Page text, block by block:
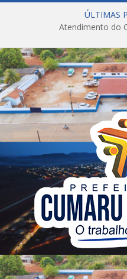
ÚLTIMAS
Atendimento do